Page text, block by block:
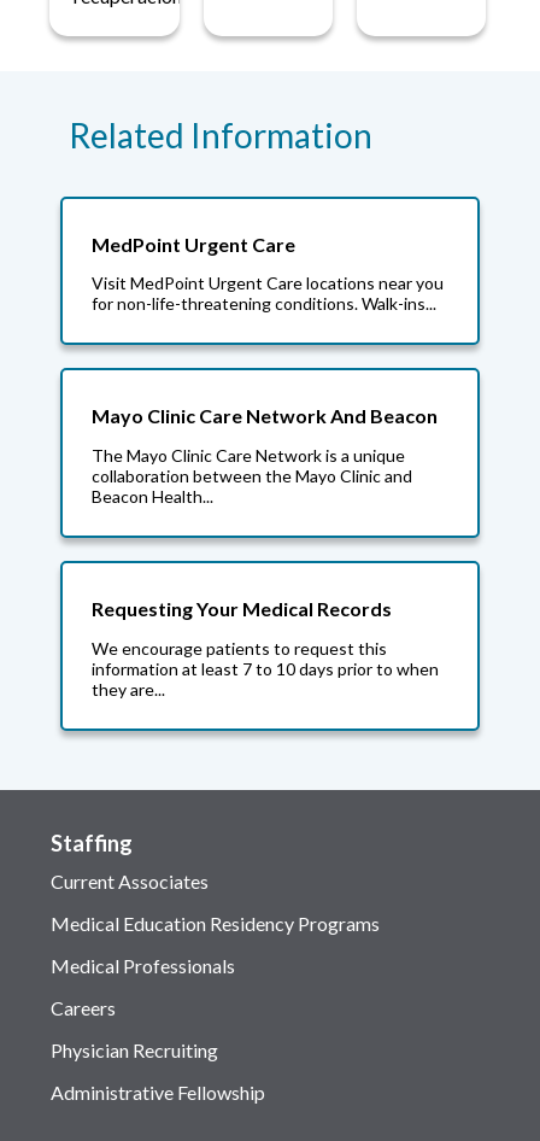
Related Information
MedPoint Urgent Care
Visit MedPoint Urgent Care locations near you
for non-life-threatening conditions. Walk-ins...
Mayo Clinic Care Network And Beacon
The Mayo Clinic Care Network is a unique
collaboration between the Mayo Clinic and
Beacon Health...
Requesting Your Medical Records
We encourage patients to request this
information at least 7 to 10 days prior to when
they are...
Staffing
Current Associates
Medical Education Residency Programs
Medical Professionals
Careers
Physician Recruiting
Administrative Fellowship